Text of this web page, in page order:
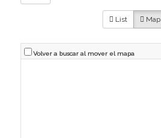
List Map
Volver a buscar al mover el mapa